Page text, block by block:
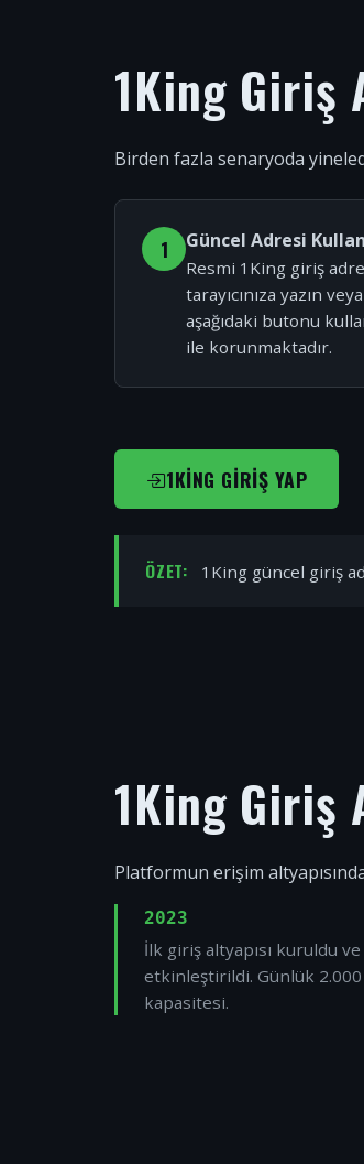
1King Giriş
Birden fazla senaryoda
1 Güncel Adresi
Resmi 1King giriş
tarayıcınıza yazın
aşağıdaki butonu
ile korunmaktadır.
1KING GIRIŞ YAP
ÖZET: 1King güncel giriş
1King Giriş
Platformun erişim
2023
İlk giriş altyapısı kuruldu
etkinleştirildi. Günlük 2.000
kapasitesi.